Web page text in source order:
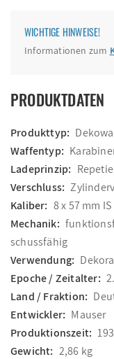
WICHTIGE HINWEISE!
Informationen zum
PRODUKTDATEN
Produkttyp:
Waffentyp:
Ladeprinzip:
Verschluss:
Kaliber: 8 x 57 mm
Mechanik:
schussfähig
Verwendung:
Epoche / Zeitalter:
Land / Fraktion:
Entwickler: Mauser
Produktionszeit:
Gewicht: 2,86 kg